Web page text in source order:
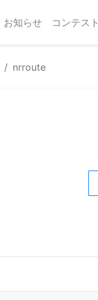
お知らせ コンテスト
nrroute